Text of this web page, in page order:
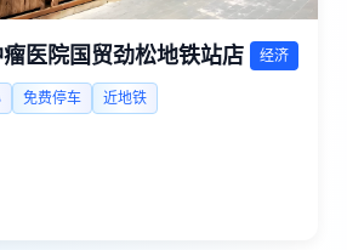
医院国贸劲松地铁站店 经济
免费停车
近地铁